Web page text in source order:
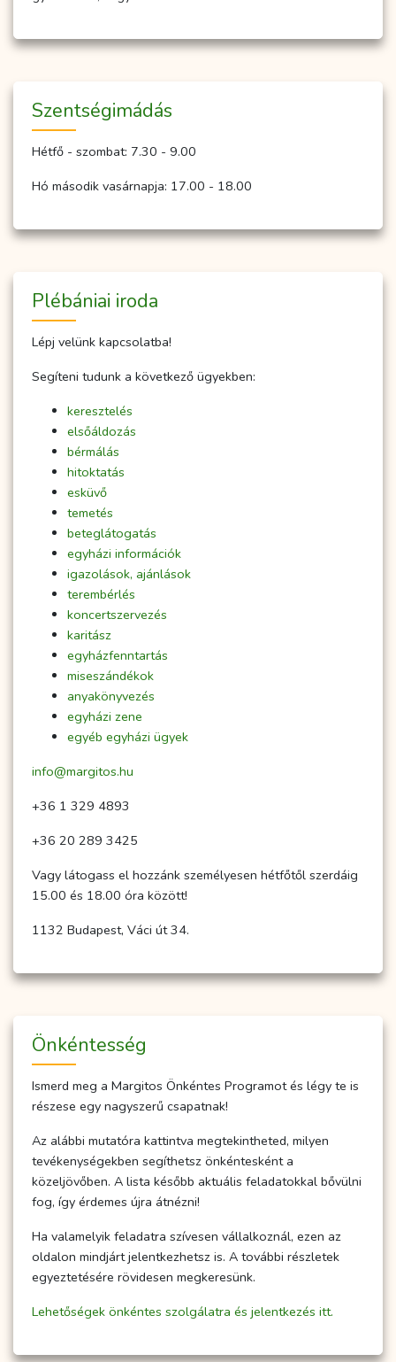
Szent­ség­imá­dás
Hétfő - szombat: 7.30 - 9.00
Hó második vasárnapja: 17.00 - 18.00
Plébániai iroda
Lépj velünk kapcsolatba!
Segíteni tudunk a következő ügyekben:
keresztelés
elsőáldozás
bérmálás
hitoktatás
esküvő
temetés
beteglátogatás
egyházi információk
igazolások, ajánlások
terembérlés
koncertszervezés
karitász
egyházfenntartás
miseszándékok
anyakönyvezés
egyházi zene
egyéb egyházi ügyek
info@margitos.hu
+36 1 329 4893
+36 20 289 3425
Vagy látogass el hozzánk személyesen hétfőtől szerdáig
15.00 és 18.00 óra között!
1132 Budapest, Váci út 34.
Önkéntesség
Ismerd meg a Margitos Önkéntes Programot és légy te is
részese egy nagyszerű csapatnak!
Az alábbi mutatóra kattintva megtekintheted, milyen
tevékenységekben segíthetsz önkéntesként a
közeljövőben. A lista később aktuális feladatokkal bővülni
fog, így érdemes újra átnézni!
Ha valamelyik feladatra szívesen vállalkoznál, ezen az
oldalon mindjárt jelentkezhetsz is. A további részletek
egyeztetésére rövidesen megkeresünk.
Lehetőségek önkéntes szolgálatra és jelentkezés itt.